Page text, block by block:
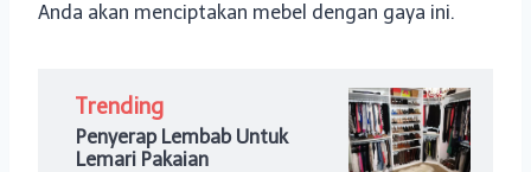
Anda akan menciptakan mebel dengan gaya ini.
Trending
Penyerap Lembab Untuk
Lemari Pakaian